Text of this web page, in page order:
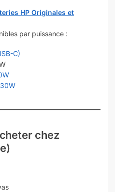
HP Originales et
par puissance :
C)
chez